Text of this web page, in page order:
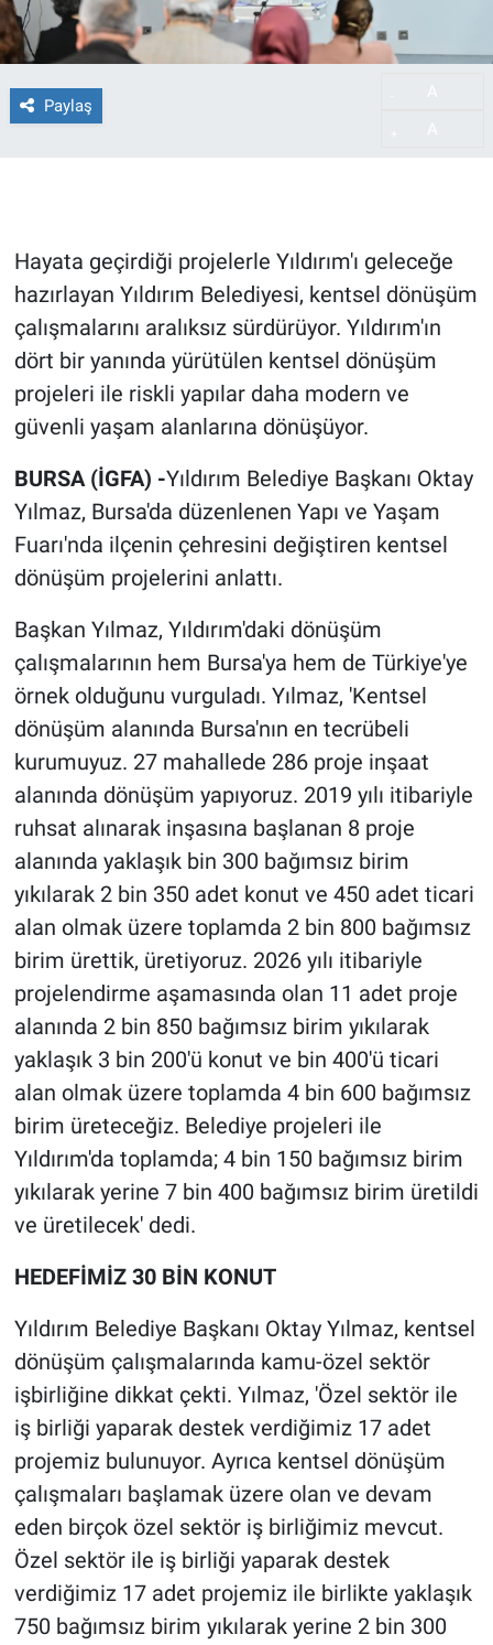
Paylaş
Hayata geçirdiği projelerle Yıldırım'ı geleceğe
hazırlayan Yıldırım Belediyesi, kentsel dönüşüm
çalışmalarını aralıksız sürdürüyor. Yıldırım'ın
dört bir yanında yürütülen kentsel dönüşüm
projeleri ile riskli yapılar daha modern ve
güvenli yaşam alanlarına dönüşüyor.
BURSA (İGFA) -Yıldırım Belediye Başkanı Oktay
Yılmaz, Bursa'da düzenlenen Yapı ve Yaşam
Fuarı'nda ilçenin çehresini değiştiren kentsel
dönüşüm projelerini anlattı.
Başkan Yılmaz, Yıldırım'daki dönüşüm
çalışmalarının hem Bursa'ya hem de Türkiye'ye
örnek olduğunu vurguladı. Yılmaz, 'Kentsel
dönüşüm alanında Bursa'nın en tecrübeli
kurumuyuz. 27 mahallede 286 proje inşaat
alanında dönüşüm yapıyoruz. 2019 yılı itibariyle
ruhsat alınarak inşasına başlanan 8 proje
alanında yaklaşık bin 300 bağımsız birim
yıkılarak 2 bin 350 adet konut ve 450 adet ticari
alan olmak üzere toplamda 2 bin 800 bağımsız
birim ürettik, üretiyoruz. 2026 yılı itibariyle
projelendirme aşamasında olan 11 adet proje
alanında 2 bin 850 bağımsız birim yıkılarak
yaklaşık 3 bin 200'ü konut ve bin 400'ü ticari
alan olmak üzere toplamda 4 bin 600 bağımsız
birim üreteceğiz. Belediye projeleri ile
Yıldırım'da toplamda; 4 bin 150 bağımsız birim
yıkılarak yerine 7 bin 400 bağımsız birim üretildi
ve üretilecek' dedi.
HEDEFİMİZ 30 BİN KONUT
Yıldırım Belediye Başkanı Oktay Yılmaz, kentsel
dönüşüm çalışmalarında kamu-özel sektör
işbirliğine dikkat çekti. Yılmaz, 'Özel sektör ile
iş birliği yaparak destek verdiğimiz 17 adet
projemiz bulunuyor. Ayrıca kentsel dönüşüm
çalışmaları başlamak üzere olan ve devam
eden birçok özel sektör iş birliğimiz mevcut.
Özel sektör ile iş birliği yaparak destek
verdiğimiz 17 adet projemiz ile birlikte yaklaşık
750 bağımsız birim yıkılarak yerine 2 bin 300